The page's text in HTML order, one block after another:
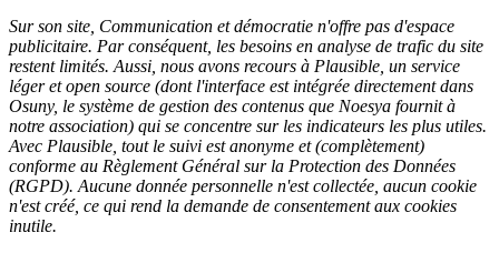
Sur son site, Communication et démocratie n'offre pas d'espace
publicitaire. Par conséquent, les besoins en analyse de trafic du site
restent limités. Aussi, nous avons recours à Plausible, un service
léger et open source (dont l'interface est intégrée directement dans
Osuny, le système de gestion des contenus que Noesya fournit à
notre association) qui se concentre sur les indicateurs les plus utiles.
Avec Plausible, tout le suivi est anonyme et (complètement)
conforme au Règlement Général sur la Protection des Données
(RGPD). Aucune donnée personnelle n'est collectée, aucun cookie
n'est créé, ce qui rend la demande de consentement aux cookies
inutile.